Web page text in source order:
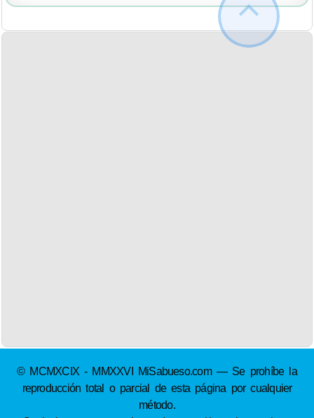
© MCMXCIX - MMXXVI MiSabueso.com — Se prohíbe la
reproducción total o parcial de esta página por cualquier
método.